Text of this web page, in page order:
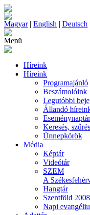
Magyar| English | Deutsch
Menü
Híreink
Híreink
Programajánló
Beszámolóink
Legutóbbi
Állandó
Eseménynaptár
Keresés, szűrés
Ünnepkörök
Média
Képtár
Videótár
SZEM
A
Hangtár
Szentföld 2008
Napi